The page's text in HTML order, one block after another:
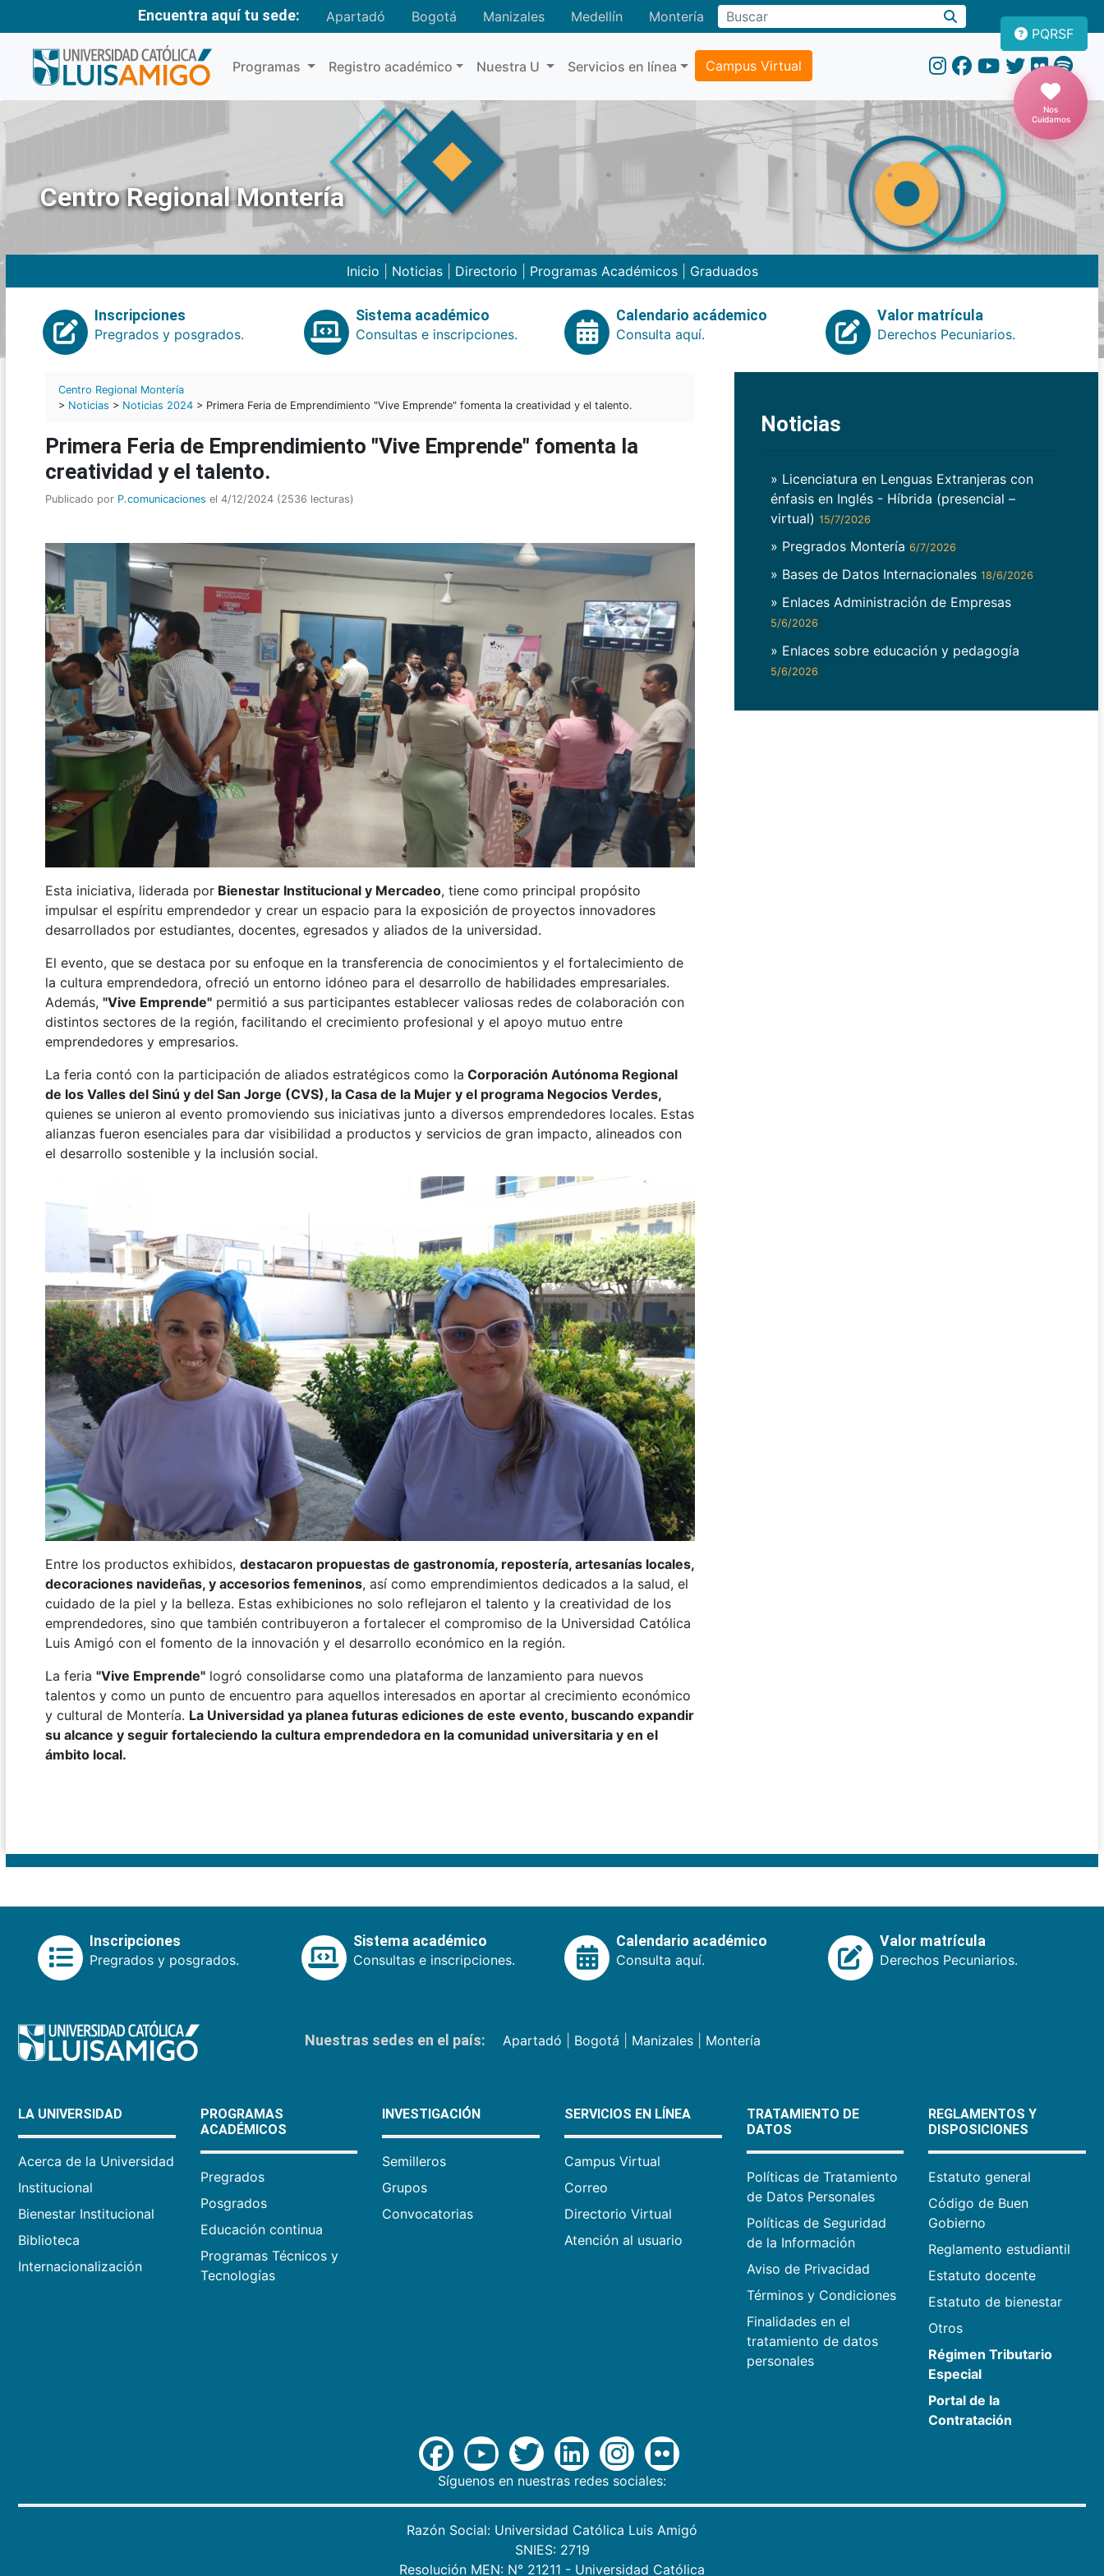
Encuentra aquí tu sede: Apartadó Bogotá Manizales Medellín Montería
Programas Registro académico Nuestra U Servicios en línea Campus Virtual
PQRSF
Nos
Cuidamos
Centro Regional Montería
Inicio Noticias| Directorio Programas Académicos| Graduados
Inscripciones
Pregrados y posgrados.
Sistema académico
Consultas e inscripciones.
Calendario acádemico
Consulta aquí.
Valor matrícula
Derechos Pecuniarios.
Centro Regional Montería
> Noticias > Noticias 2024 > Primera Feria de Emprendimiento "Vive Emprende" fomenta la creatividad y el talento.
Primera Feria de Emprendimiento "Vive Emprende" fomenta la
creatividad y el talento.
Publicado por P.comunicaciones el 4/12/2024 (2536 lecturas)
Esta iniciativa, liderada por Bienestar Institucional y Mercadeo, tiene como principal propósito
impulsar el espíritu emprendedor y crear un espacio para la exposición de proyectos innovadores
desarrollados por estudiantes, docentes, egresados y aliados de la universidad.
El evento, que se destaca por su enfoque en la transferencia de conocimientos y el fortalecimiento de
la cultura emprendedora, ofreció un entorno idóneo para el desarrollo de habilidades empresariales.
Además, "Vive Emprende" permitió a sus participantes establecer valiosas redes de colaboración con
distintos sectores de la región, facilitando el crecimiento profesional y el apoyo mutuo entre
emprendedores y empresarios.
La feria contó con la participación de aliados estratégicos como la Corporación Autónoma Regional
de los Valles del Sinú y del San Jorge (CVS), la Casa de la Mujer y el programa Negocios Verdes,
quienes se unieron al evento promoviendo sus iniciativas junto a diversos emprendedores locales. Estas
alianzas fueron esenciales para dar visibilidad a productos y servicios de gran impacto, alineados con
el desarrollo sostenible y la inclusión social.
Entre los productos exhibidos, destacaron propuestas de gastronomía, repostería, artesanías locales,
decoraciones navideñas, y accesorios femeninos, así como emprendimientos dedicados a la salud, el
cuidado de la piel y la belleza. Estas exhibiciones no solo reflejaron el talento y la creatividad de los
emprendedores, sino que también contribuyeron a fortalecer el compromiso de la Universidad Católica
Luis Amigó con el fomento de la innovación y el desarrollo económico en la región.
La feria "Vive Emprende" logró consolidarse como una plataforma de lanzamiento para nuevos
talentos y como un punto de encuentro para aquellos interesados en aportar al crecimiento económico
y cultural de Montería. La Universidad ya planea futuras ediciones de este evento, buscando expandir
su alcance y seguir fortaleciendo la cultura emprendedora en la comunidad universitaria y en el
ámbito local.
Noticias
» Licenciatura en Lenguas Extranjeras con
énfasis en Inglés - Híbrida (presencial –
virtual) 15/7/2026
» Pregrados Montería 6/7/2026
» Bases de Datos Internacionales 18/6/2026
» Enlaces Administración de Empresas
5/6/2026
» Enlaces sobre educación y pedagogía
5/6/2026
Inscripciones
Pregrados y posgrados.
Sistema académico
Consultas e inscripciones.
Calendario académico
Consulta aquí.
Valor matrícula
Derechos Pecuniarios.
Nuestras sedes en el país: Apartadó Bogotá Manizales| Montería
LA UNIVERSIDAD
Acerca de la Universidad
Institucional
Bienestar Institucional
Biblioteca
Internacionalización
PROGRAMAS
ACADÉMICOS
Pregrados
Posgrados
Educación continua
Programas Técnicos y
Tecnologías
INVESTIGACIÓN
Semilleros
Grupos
Convocatorias
SERVICIOS EN LÍNEA
Campus Virtual
Correo
Directorio Virtual
Atención al usuario
TRATAMIENTO DE
DATOS
Políticas de Tratamiento
de Datos Personales
Políticas de Seguridad
de la Información
Aviso de Privacidad
Términos y Condiciones
Finalidades en el
tratamiento de datos
personales
REGLAMENTOS Y
DISPOSICIONES
Estatuto general
Código de Buen
Gobierno
Reglamento estudiantil
Estatuto docente
Estatuto de bienestar
Otros
Régimen Tributario
Especial
Portal de la
Contratación
Síguenos en nuestras redes sociales:
Razón Social: Universidad Católica Luis Amigó
SNIES: 2719
Resolución MEN: N° 21211 - Universidad Católica